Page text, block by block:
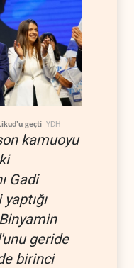
geçti YDH
kamuoyu
Gadi
geride
birinci